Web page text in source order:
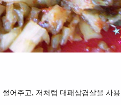
어주고, 저처럼 대패삼겹살을 사